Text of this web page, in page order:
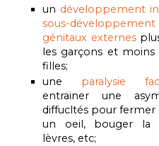
un développement
sous-
génitaux externes
les garçons et moins
filles;
une paralysie
entrainer une
diffucltés pour
un oeil, bouger la
lèvres, etc;